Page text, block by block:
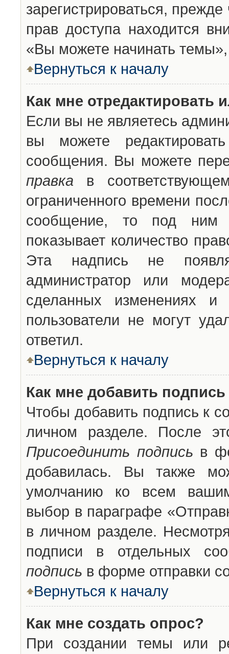
зарегистрироваться,
прав доступа находится
«Вы можете начинать
Вернуться к началу
Как мне отредактировать
Если вы не являетесь
вы можете
сообщения. Вы можете
правка в
ограниченного времени
сообщение, то под ним
показывает количество
Эта надпись не
администратор или
сделанных изменениях
пользователи не могут
ответил.
Вернуться к началу
Как мне добавить
Чтобы добавить подпись к
личном разделе. После
Присоединить подпись в
добавилась. Вы также
умолчанию ко всем
выбор в параграфе
в личном разделе.
подписи в отдельных
подпись в форме отправки
Вернуться к началу
Как мне создать опрос?
При создании темы или